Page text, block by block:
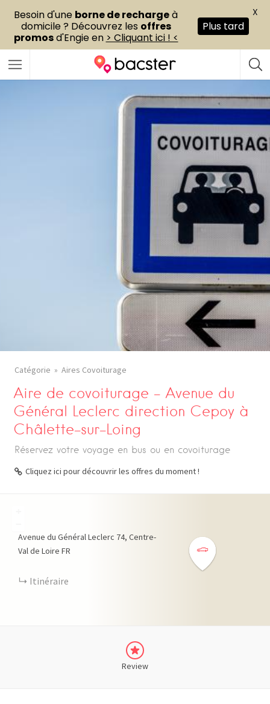
Catégorie Aires Covoiturage
Aire de covoiturage – Avenue du
Général Leclerc direction Cepoy à
Châlette-sur-Loing
Réservez votre voyage en bus ou en covoiturage
Cliquez ici pour découvrir les offres du moment !
Avenue du Général Leclerc 74 Centre-
Val de Loire FR
Itinéraire
Review
Besoin d'une borne de rechargeà
domicile ? Découvrez les offres
promosd'Engie en > Cliquant ici ! <
Plus tard
X